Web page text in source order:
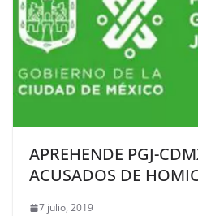
APREHENDE PGJ-
ACUSADOS DE
7 julio, 2019